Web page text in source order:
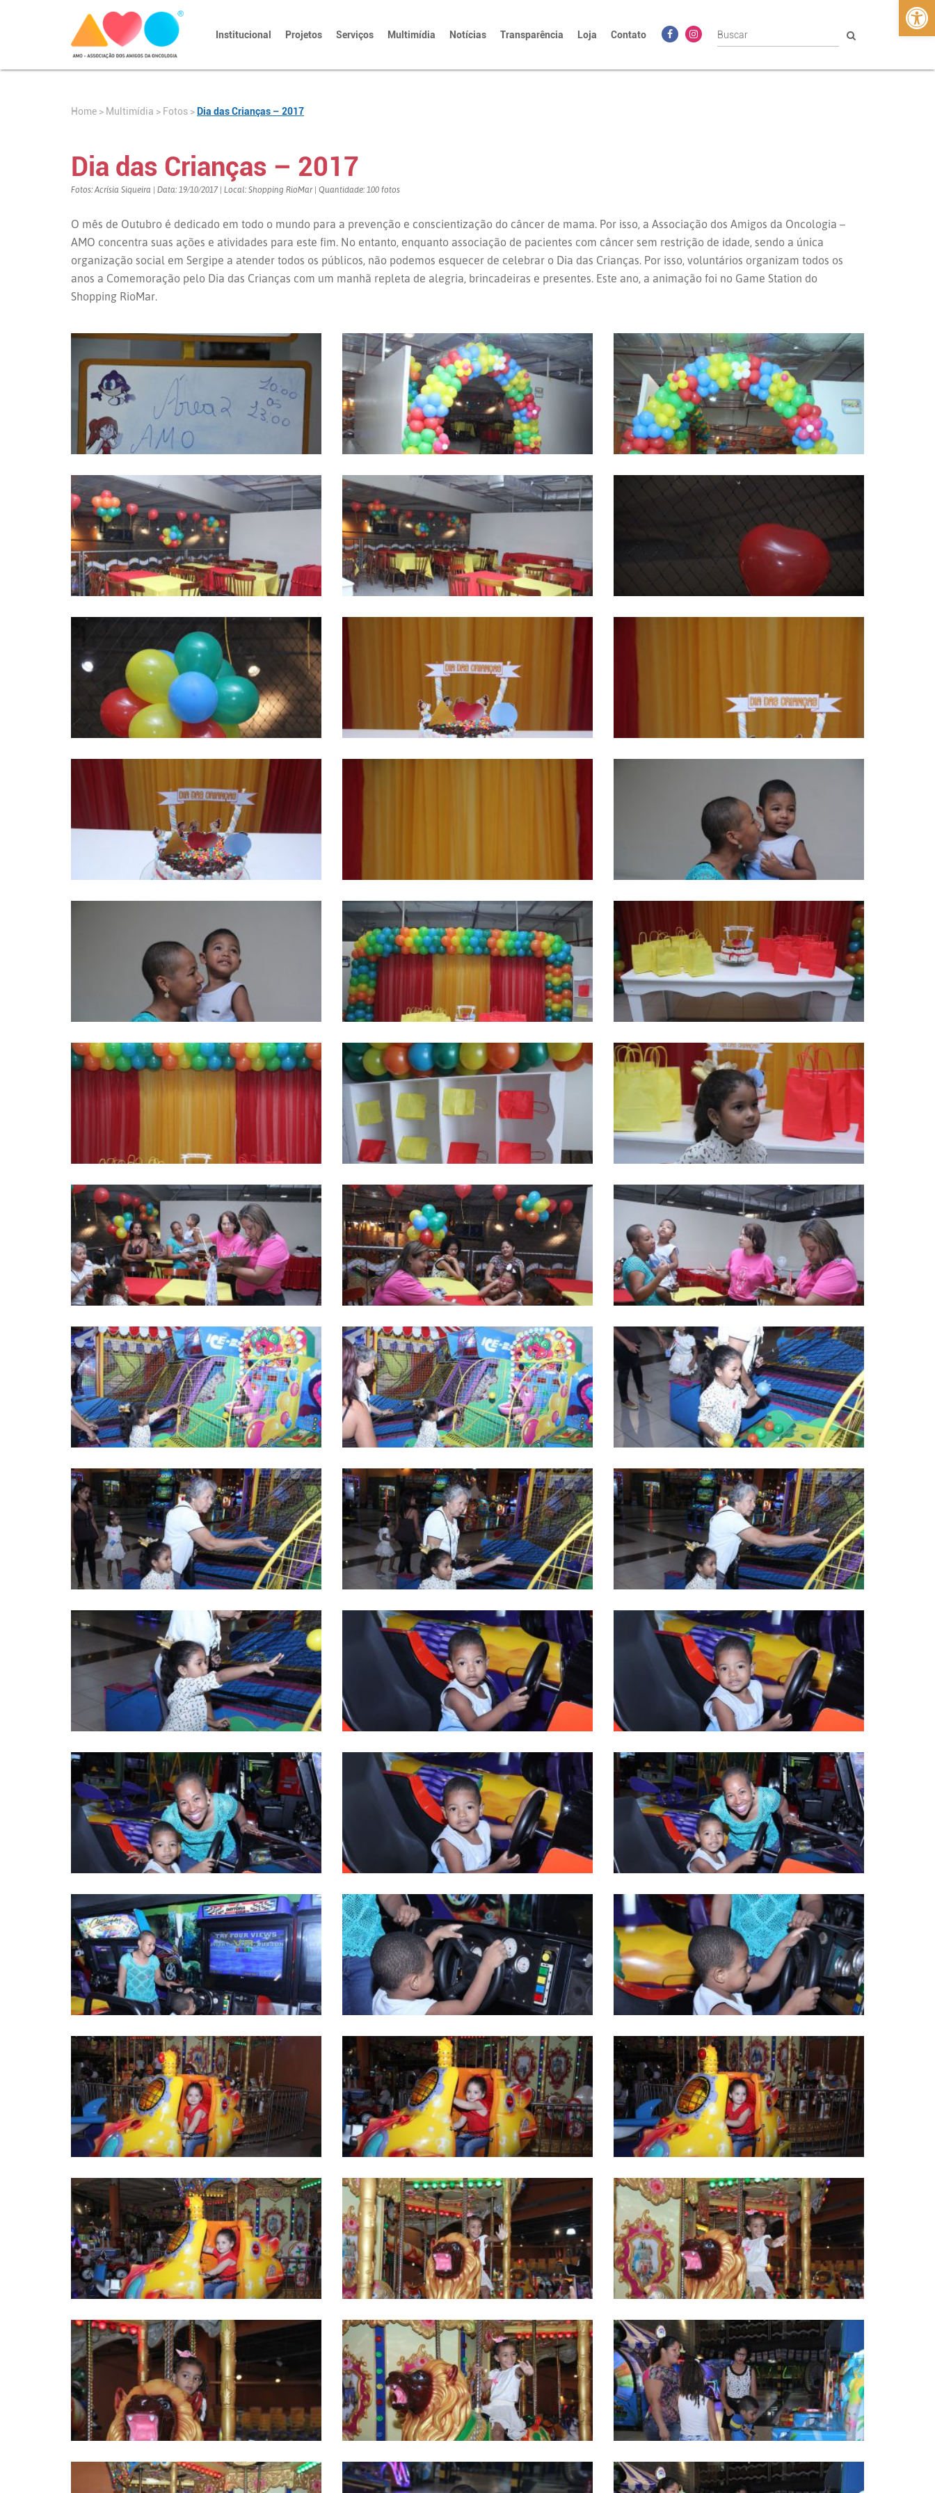
Institucional Projetos Serviços Multimídia Notícias Transparência Loja Contato
Home > Multimídia > Fotos > Dia das Crianças – 2017
Dia das Crianças – 2017
Fotos: Acrísia Siqueira | Data: 19/10/2017 | Local: Shopping RioMar | Quantidade: 100 fotos
O mês de Outubro é dedicado em todo o mundo para a prevenção e conscientização do câncer de mama. Por isso, a Associação dos Amigos da Oncologia –
AMO concentra suas ações e atividades para este fim. No entanto, enquanto associação de pacientes com câncer sem restrição de idade, sendo a única
organização social em Sergipe a atender todos os públicos, não podemos esquecer de celebrar o Dia das Crianças. Por isso, voluntários organizam todos os
anos a Comemoração pelo Dia das Crianças com um manhã repleta de alegria, brincadeiras e presentes. Este ano, a animação foi no Game Station do
Shopping RioMar.